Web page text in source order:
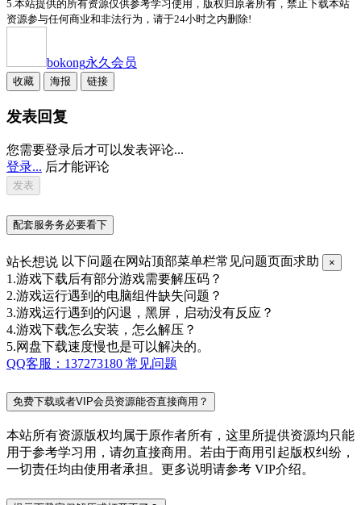
5.本站提供的所有资源仅供参考学习使用，版权归原著所有，禁止下载本站
资源参与任何商业和非法行为，请于24小时之内删除!
bokong永久会员
收藏 海报 链接
发表回复
您需要登录后才可以发表评论...
登录... 后才能评论
配套服务务必要看下
站长想说 以下问题在网站顶部菜单栏常见问题页面求助 ×
1.游戏下载后有部分游戏需要解压码？
2.游戏运行遇到的电脑组件缺失问题？
3.游戏运行遇到的闪退，黑屏，启动没有反应？
4.游戏下载怎么安装，怎么解压？
5.网盘下载速度慢也是可以解决的。
QQ客服：137273180 常见问题
免费下载或者VIP会员资源能否直接商用？
本站所有资源版权均属于原作者所有，这里所提供资源均只能
用于参考学习用，请勿直接商用。若由于商用引起版权纠纷，
一切责任均由使用者承担。更多说明请参考 VIP介绍。